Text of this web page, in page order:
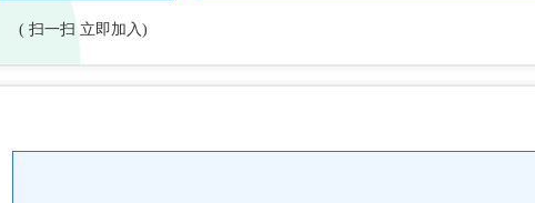
( 扫一扫 立即加入)